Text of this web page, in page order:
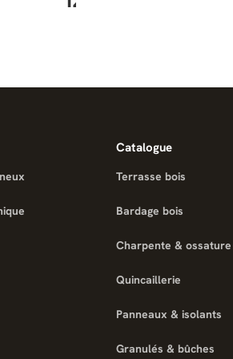
Catalogue
Terrasse bois
Bardage bois
Charpente & ossature
Quincaillerie
Panneaux & isolants
Granulés & bûches